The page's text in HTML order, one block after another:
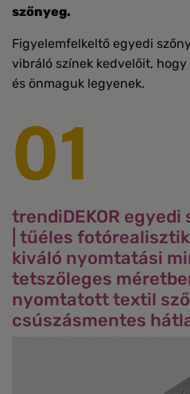
szőnyeg.
Figyelemfelkeltő egyedi
vibráló színek kedvelőit,
és önmaguk legyenek.
trendiDEKOR
| tűéles
kiváló nyomtatási
tetszőleges
nyomtatott textil
csúszásmentes